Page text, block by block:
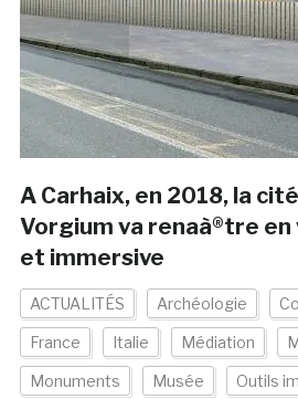
A Carhaix, en 2018, la
Vorgium va renaà®tre
et immersive
ACTUALITÉS Archéologie
France Italie Médiation
Monuments Musée Outils